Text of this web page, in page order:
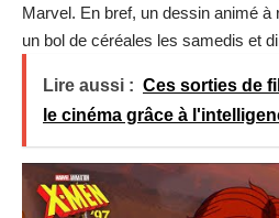
Marvel. En bref, un dessin animé à
un bol de céréales les samedis et
Lire aussi : Ces sorties de
le cinéma grâce à